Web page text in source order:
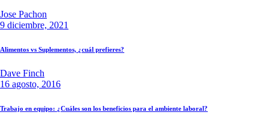
Jose Pachon
9 diciembre, 2021
Alimentos vs Suplementos, ¿cuál prefieres?
Dave Finch
16 agosto, 2016
Trabajo en equipo: ¿Cuáles son los beneficios para el ambiente laboral?